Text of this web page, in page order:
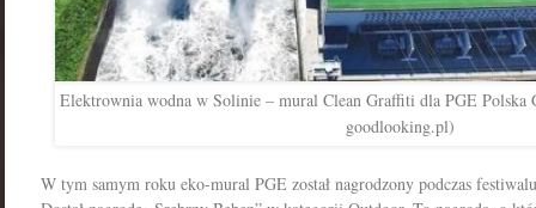
Elektrownia wodna w Solinie – mural Clean Graffiti dla PGE
goodlooking.pl)
W tym samym roku eko-mural PGE został nagrodzony podczas